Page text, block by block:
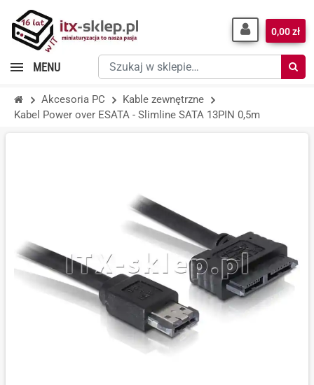
Szukaj
w
sklepie…
0,00 zł
MENU
Akcesoria PC
Kable zewnętrzne
Kabel Power over ESATA - Slimline SATA 13PIN 0,5m